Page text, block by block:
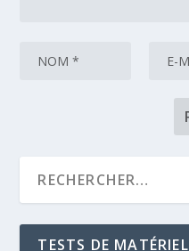
TESTS DE MATÉRIEL